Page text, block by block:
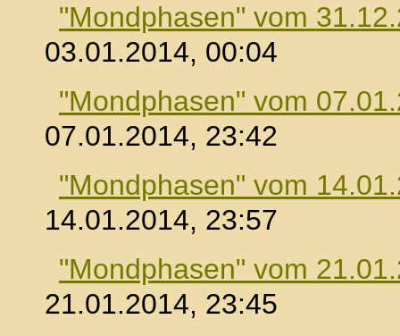
"Mondphasen" vom
03.01.2014, 00:04
"Mondphasen" vom
07.01.2014, 23:42
"Mondphasen" vom
14.01.2014, 23:57
"Mondphasen" vom
21.01.2014, 23:45